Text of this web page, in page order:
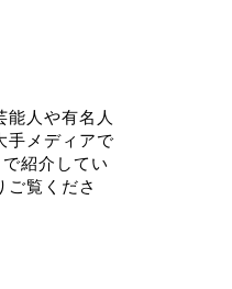
能人や有名人
手メディアで
紹介してい
ご覧くださ